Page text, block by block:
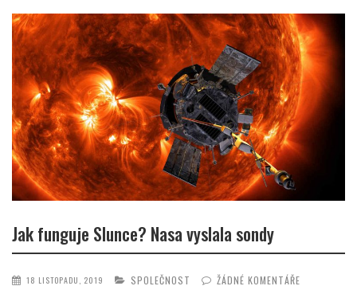
Jak funguje Slunce? Nasa vyslala sondy
18 LISTOPADU, 2019 SPOLEČNOST ŽÁDNÉ KOMENTÁŘE